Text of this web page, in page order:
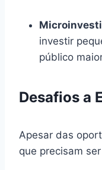
investir
público
Desafios a
Apesar das
que precisam